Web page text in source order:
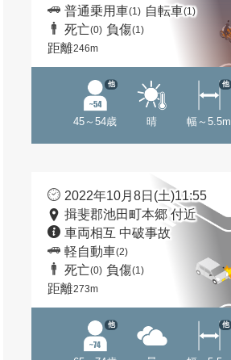
普通乗用車(1) 自転車(1)
死亡(0) 負傷(1)
距離246m
45～54歳
他
晴 幅～5.5m
他
2022年10月8日(土)11:55
揖斐郡池田町本郷 付近
車両相互 中破事故
軽自動車(2)
死亡(0) 負傷(1)
距離273m
他 他